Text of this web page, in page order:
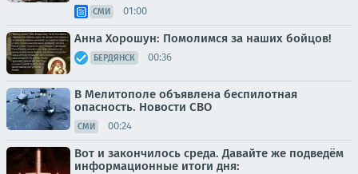
СМИ 01:00
Анна Хорошун: Помолимся за наших бойцов!
БЕРДЯНСК 00:36
В Мелитополе объявлена беспилотная
опасность. Новости СВО
СМИ 00:24
Вот и закончилось среда. Давайте же подведём
информационные итоги дня: